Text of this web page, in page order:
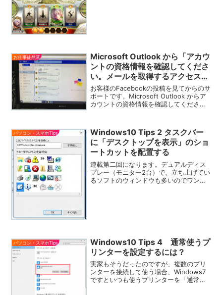
お仕事徒然草
Microsoft Outlook から「アカウ
ントの資格情報を確認してくださ
い。メールを取得するアクセス許
可がないようです。」というメー
ル（メッセージ）が毎日来る場合
のチェックポイント
お客様のFacebookの投稿を見てからのサ
ポートです。Microsoft Outlook からア
カウントの資格情報を確認してくださ
（Windows通知センター）が毎日来ると
い...
パソコン・スマホTips
Windows10 Tips 2 タスクバー
に「デスクトップを表示」のショ
ートカットを配置する
連載第二回になります。デュアルディス
プレー（モニター2台）で、立ち上げてい
るソフトのウィンドウも多いのでワンク
パソコン・スマホTips
Windows10 Tips 4 通常使うプ
リンターを設定するには？
実家もそうだったのですが、複数のプリ
ンターを接続して使う場合、Windows7
ですといつも使うプリンターを「通常使